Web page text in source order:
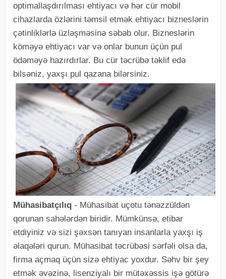
optimallaşdırılması ehtiyacı və hər cür mobil
cihazlarda özlərini təmsil etmək ehtiyacı bizneslərin
çətinliklərlə üzləşməsinə səbəb olur. Bizneslərin
köməyə ehtiyacı var və onlar bunun üçün pul
ödəməyə hazırdırlar. Bu cür təcrübə təklif edə
bilsəniz, yaxşı pul qazana bilərsiniz.
Mühasibatçılıq - Mühasibat uçotu tənəzzüldən
qorunan sahələrdən biridir. Mümkünsə, etibar
etdiyiniz və sizi şəxsən tanıyan insanlarla yaxşı iş
əlaqələri qurun. Mühasibat təcrübəsi sərfəli olsa da,
firma açmaq üçün sizə ehtiyac yoxdur. Səhv bir şey
etmək əvəzinə, lisenziyalı bir mütəxəssis işə götürə